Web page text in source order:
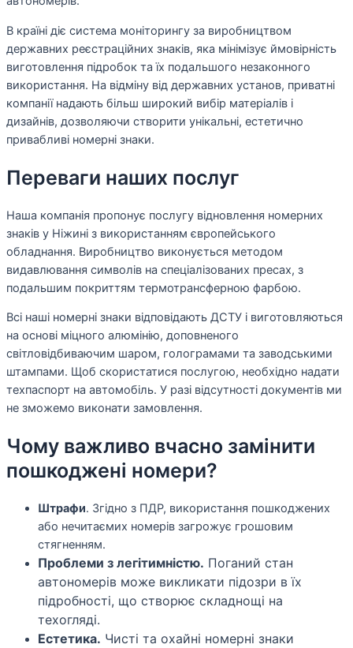
В країні діє система моніторингу за виробництвом
державних реєстраційних знаків, яка мінімізує ймовірність
виготовлення підробок та їх подальшого незаконного
використання. На відміну від державних установ, приватні
компанії надають більш широкий вибір матеріалів і
дизайнів, дозволяючи створити унікальні, естетично
привабливі номерні знаки.
Переваги наших послуг
Наша компанія пропонує послугу відновлення номерних
знаків у Ніжині з використанням європейського
обладнання. Виробництво виконується методом
видавлювання символів на спеціалізованих пресах, з
подальшим покриттям термотрансферною фарбою.
Всі наші номерні знаки відповідають ДСТУ і виготовляються
на основі міцного алюмінію, доповненого
світловідбиваючим шаром, голограмами та заводськими
штампами. Щоб скористатися послугою, необхідно надати
техпаспорт на автомобіль. У разі відсутності документів ми
не зможемо виконати замовлення.
Чому важливо вчасно замінити
пошкоджені номери?
Штрафи. Згідно з ПДР, використання пошкоджених
або нечитаємих номерів загрожує грошовим
стягненням.
Проблеми з легітимністю. Поганий стан
автономерів може викликати підозри в їх
підробності, що створює складнощі на
техогляді.
Естетика. Чисті та охайні номерні знаки